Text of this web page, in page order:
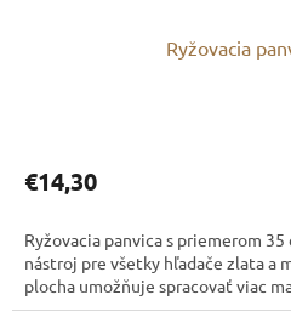
Ryžovacia
€14,30
Ryžovacia panvica s priemerom
nástroj pre všetky hľadače zlata a
plocha umožňuje spracovať viac